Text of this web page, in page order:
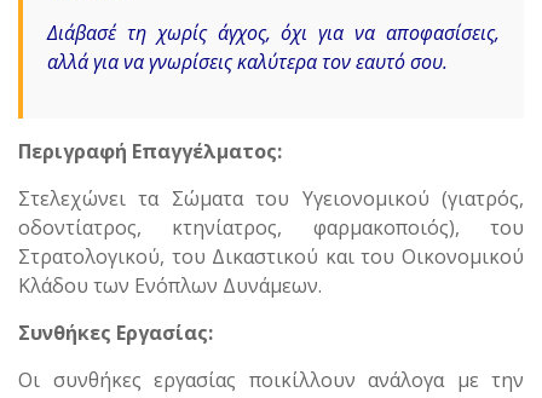
Διάβασέ τη χωρίς άγχος, όχι για να αποφασίσεις,
αλλά για να γνωρίσεις καλύτερα τον εαυτό σου.
Περιγραφή Επαγγέλματος:
Στελεχώνει τα Σώματα του Υγειονομικού (γιατρός,
οδοντίατρος, κτηνίατρος, φαρμακοποιός), του
Στρατολογικού, του Δικαστικού και του Οικονομικού
Κλάδου των Ενόπλων Δυνάμεων.
Συνθήκες Εργασίας:
Οι συνθήκες εργασίας ποικίλλουν ανάλογα με την